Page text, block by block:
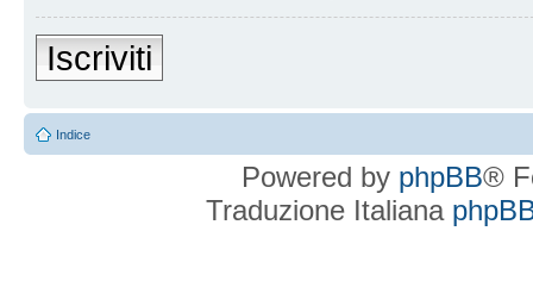
Iscriviti
Indice
Powered by phpBB®
Traduzione Italiana